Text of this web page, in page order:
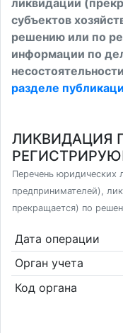
ликвидации
субъектов
решению или по
информации по
разделе
ЛИКВИДАЦИЯ
Перечень юридических
предпринимателей),
прекращается) по
Дата операции
Орган учета
Код органа